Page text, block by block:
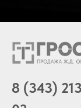
8 (343)